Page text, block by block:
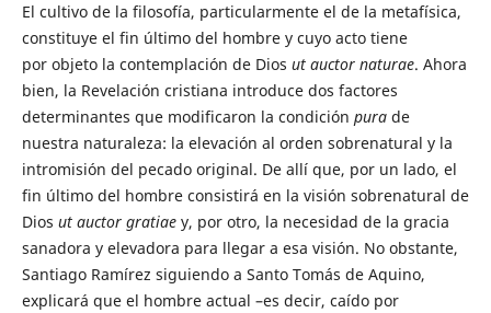
El cultivo de la filosofía, particularmente el de la metafísica,
constituye el fin último del hombre y cuyo acto tiene
por objeto la contemplación de Dios ut auctor naturae. Ahora
bien, la Revelación cristiana introduce dos factores
determinantes que modificaron la condición purade
nuestra naturaleza: la elevación al orden sobrenatural y la
intromisión del pecado original. De allí que, por un lado, el
fin último del hombre consistirá en la visión sobrenatural de
Dios ut auctor gratiaey, por otro, la necesidad de la gracia
sanadora y elevadora para llegar a esa visión. No obstante,
Santiago Ramírez siguiendo a Santo Tomás de Aquino,
explicará que el hombre actual –es decir, caído por